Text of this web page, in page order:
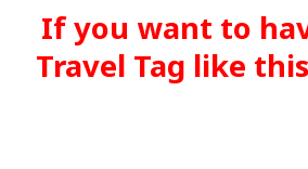
If you want to
Travel Tag like